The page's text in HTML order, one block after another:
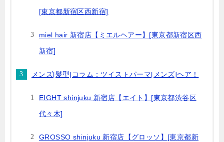
[東京都新宿区西新宿]
miel hair 新宿店【ミエルヘアー】[東京都新宿区西
新宿]
メンズ[髪型]コラム：ツイストパーマ[メンズ]ヘア！
EIGHT shinjuku 新宿店【エイト】[東京都渋谷区
代々木]
GROSSO shinjuku 新宿店【グロッソ】[東京都新